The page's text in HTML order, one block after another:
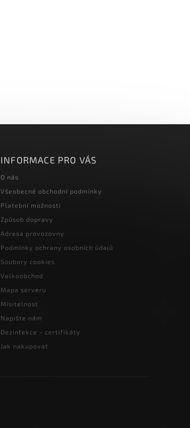
INFORMACE PRO VÁS
O nás
Všeobecné obchodní podmínky
Platební možnosti
Způsob dopravy
Adresa provozovny
Podmínky ochrany osobních údajů
Soubory cookies
Velkoobchod
Mapa serveru
Mísitelnost
Napište nám
Dezinfekce - certifikáty
Jak nakupovat